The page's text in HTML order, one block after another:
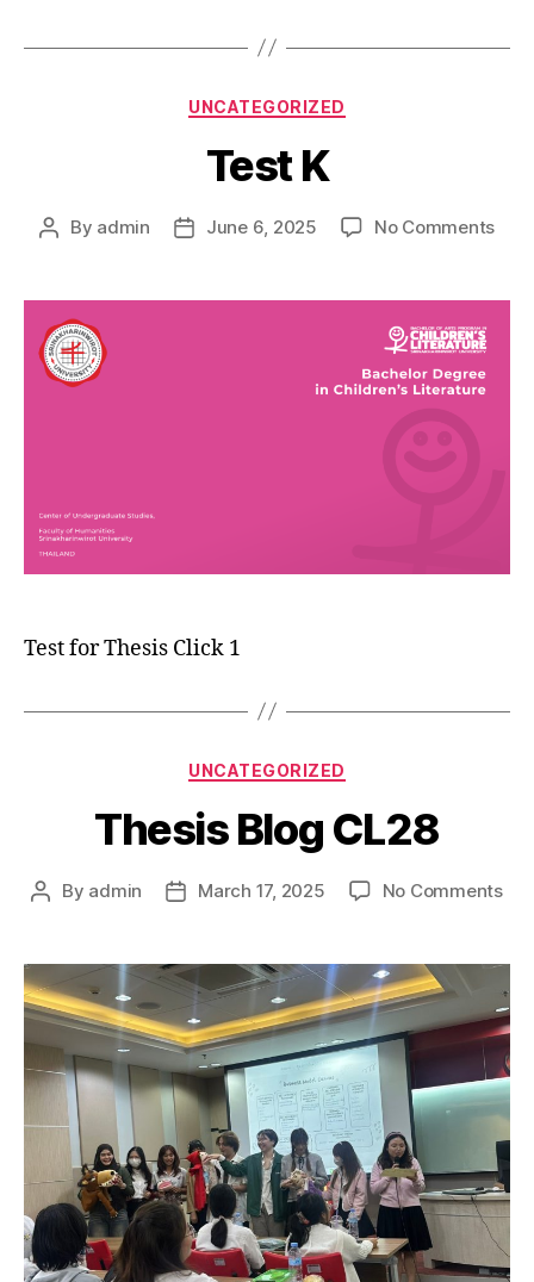
UNCATEGORIZED
Test K
By admin June 6, 2025 No Comments
Test for Thesis Click 1
UNCATEGORIZED
Thesis Blog CL28
By admin March 17, 2025 No Comments